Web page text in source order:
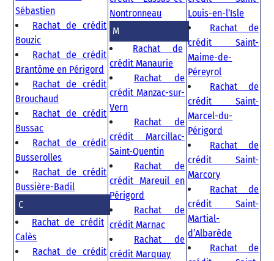
Sébastien
Rachat de crédit
Bouzic
Rachat de crédit
Brantôme en Périgord
Rachat de crédit
Brouchaud
Rachat de crédit
Bussac
Rachat de crédit
Busserolles
Rachat de crédit
Bussière-Badil
C
Rachat de crédit
Calès
Rachat de crédit
Nontronneau
M
Rachat de
crédit Manaurie
Rachat de
crédit Manzac-sur-
Vern
Rachat de
crédit Marcillac-
Saint-Quentin
Rachat de
crédit Mareuil en
Périgord
Rachat de
crédit Marnac
Rachat de
crédit Marquay
Louis-en-l’Isle
Rachat de
crédit Saint-
Maime-de-
Péreyrol
Rachat de
crédit Saint-
Marcel-du-
Périgord
Rachat de
crédit Saint-
Marcory
Rachat de
crédit Saint-
Martial-
d’Albarède
Rachat de